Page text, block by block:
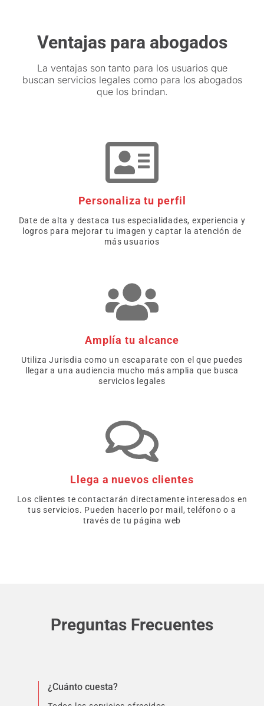
Ventajas para abogados
La ventajas son tanto para los usuarios que
buscan servicios legales como para los abogados
que los brindan.
Personaliza tu perfil
Date de alta y destaca tus especialidades, experiencia y
logros para mejorar tu imagen y captar la atención de
más usuarios
Amplía tu alcance
Utiliza Jurisdia como un escaparate con el que puedes
llegar a una audiencia mucho más amplia que busca
servicios legales
Llega a nuevos clientes
Los clientes te contactarán directamente interesados en
tus servicios. Pueden hacerlo por mail, teléfono o a
través de tu página web
Preguntas Frecuentes
¿Cuánto cuesta?